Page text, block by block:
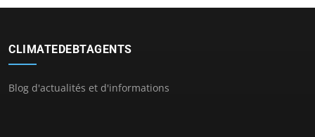
CLIMATEDEBTAGENTS
Blog d'actualités et d'informations